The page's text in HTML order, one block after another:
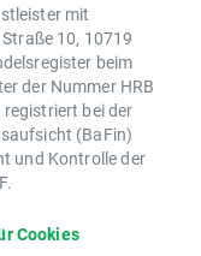
mit
10, 10719
beim
der Nummer HRB
bei der
(BaFin)
und Kontrolle der
Cookies